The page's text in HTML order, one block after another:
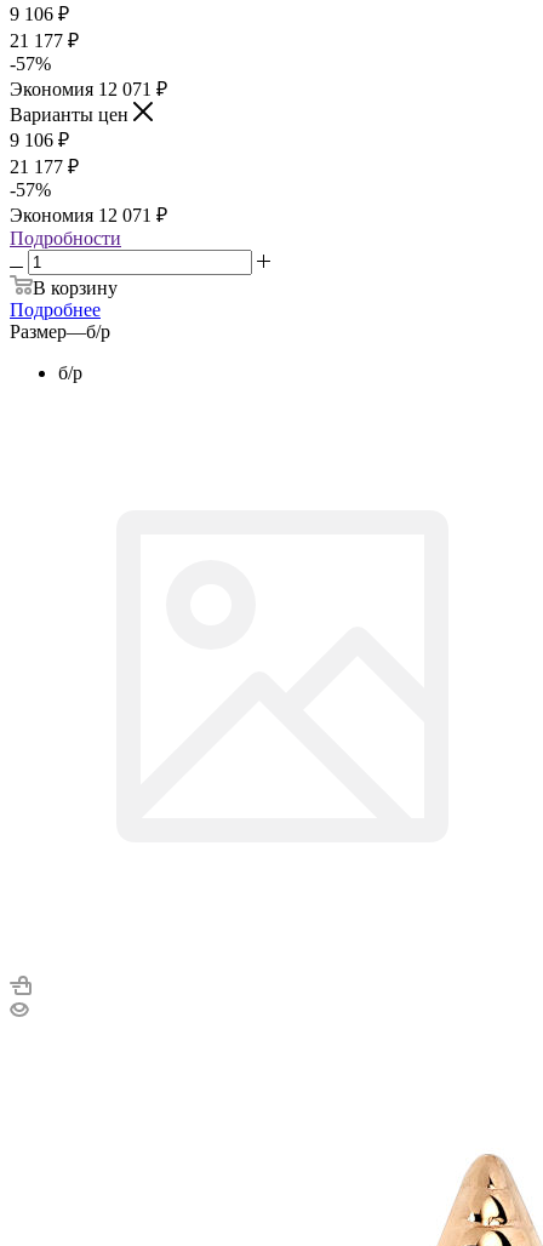
9 106 ₽
21 177 ₽
-57%
Экономия 12 071 ₽
Варианты цен
9 106 ₽
21 177 ₽
-57%
Экономия 12 071 ₽
Подробности
В корзину
Подробнее
Размер—б/р
б/р